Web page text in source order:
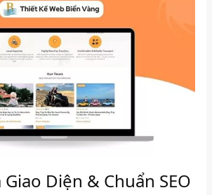
Diện & Chuẩn SEO